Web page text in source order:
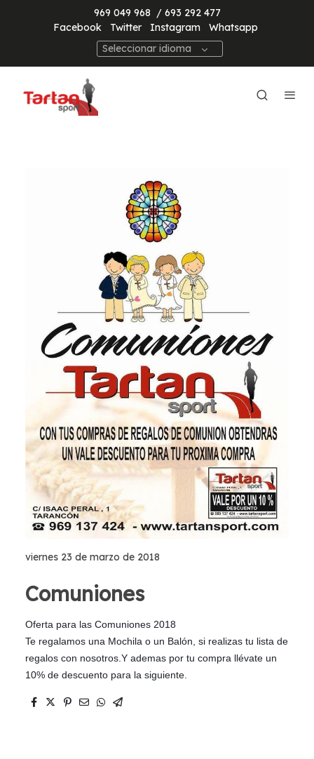
969 049 968 / 693 292 477
Facebook
Twitter Instagram
Whatsapp
Seleccionar idioma
viernes 23 de marzo de 2018
Comuniones
Oferta para las Comuniones 2018
Te regalamos una Mochila o un Balón, si realizas tu lista de
regalos con nosotros.Y ademas por tu compra llévate un
10% de descuento para la siguiente.